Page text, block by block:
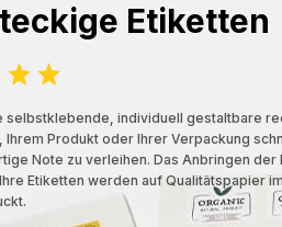
Etiketten
selbstklebende, individuell gestaltbare
Ihrem Produkt oder Ihrer Verpackung
Note zu verleihen. Das Anbringen der
Etiketten werden auf Qualitätspapier